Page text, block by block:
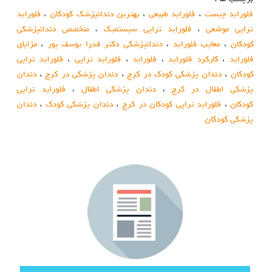
فلوراید چیست ، فلوراید طبیعی ، بهترین دندانپزشک کودکان ، فلوراید
تراپی موضعی، فلوراید تراپی سیستمیک،متخصص دندانپزشکی
کودکان ، معایب فلوراید ،دندانپزشکی دکتر فدرا یوسف پور ،مزایای
فلوراید ،کارکرد فلوراید، فلوراید، فلوراید تراپی ، فلوراید تراپی
کودکان ،دندان پزشکی کودک در کرج، دندان پزشکی در کرج،دندان
پزشکی اطفال در کرج ،دندان پزشکی اطفال، فلوراید تراپی
کودکان، فلوراید تراپی کودکان در کرج ،دندان پزشکی کودک ،دندان
پزشکی کودکان